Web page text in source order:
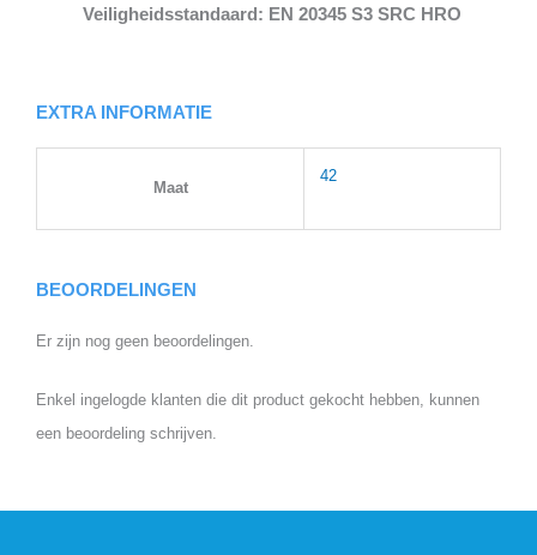
Veiligheidsstandaard: EN 20345 S3 SRC HRO
EXTRA INFORMATIE
Maat
42
BEOORDELINGEN
Er zijn nog geen beoordelingen.
Enkel ingelogde klanten die dit product gekocht hebben, kunnen
een beoordeling schrijven.